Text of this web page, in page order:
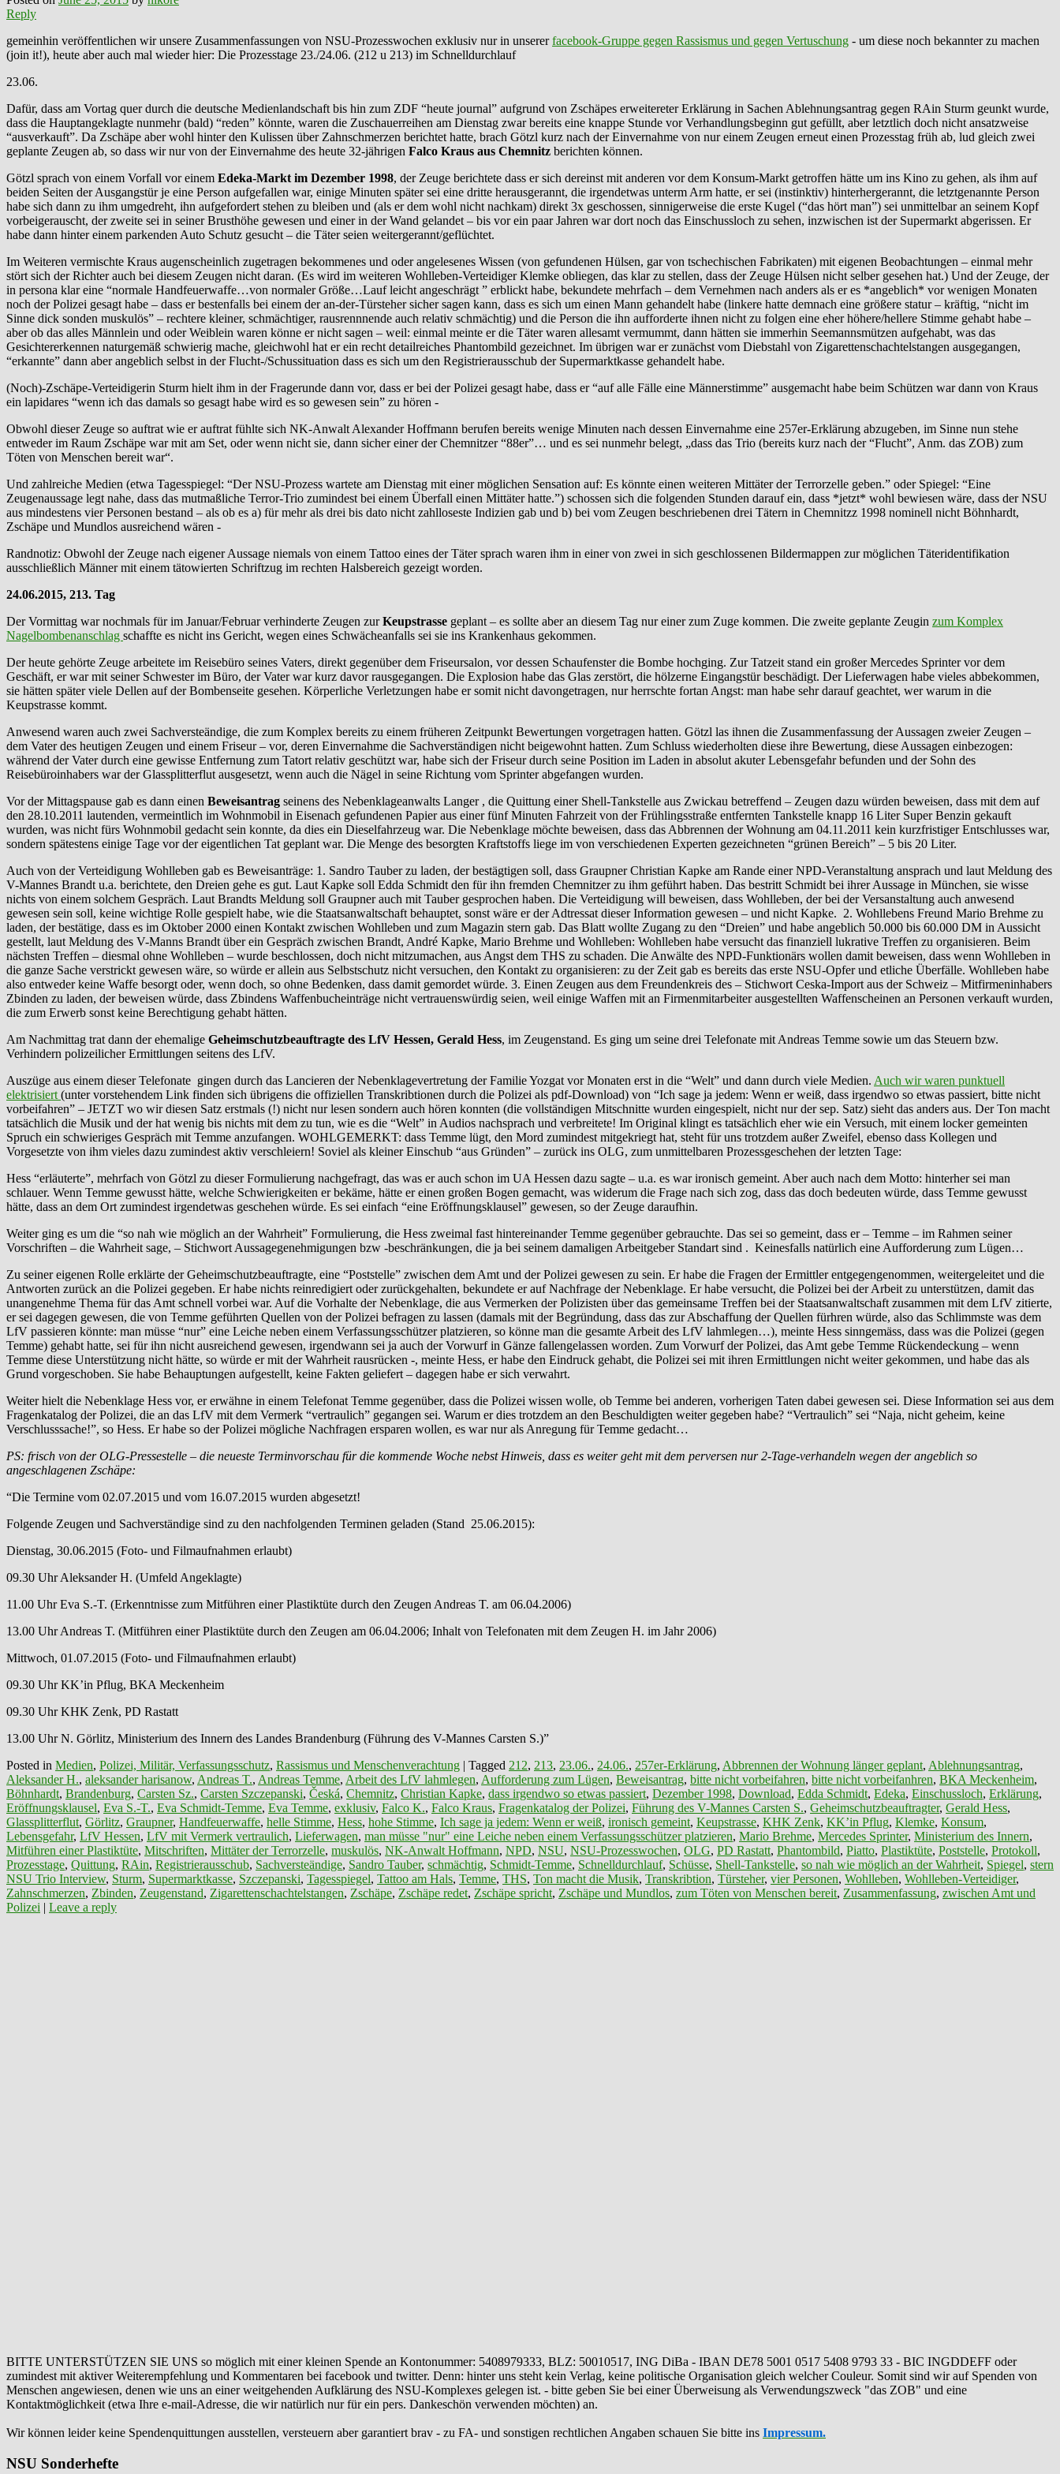
Reply
gemeinhin veröffentlichen wir unsere Zusammenfassungen von NSU-Prozesswochen exklusiv nur in unsererfacebook-Gruppe gegen Rassismus und gegen Vertuschung - um diese noch bekannter zu machen
(join it!), heute aber auch mal wieder hier: Die Prozesstage 23./24.06. (212 u 213) im Schnelldurchlauf
23.06.
Dafür, dass am Vortag quer durch die deutsche Medienlandschaft bis hin zum ZDF “heute journal” aufgrund von Zschäpes erweitereter Erklärung in Sachen Ablehnungsantrag gegen RAin Sturm geunkt wurde,
dass die Hauptangeklagte nunmehr (bald) “reden” könnte, waren die Zuschauerreihen am Dienstag zwar bereits eine knappe Stunde vor Verhandlungsbeginn gut gefüllt, aber letztlich doch nicht ansatzweise
“ausverkauft”. Da Zschäpe aber wohl hinter den Kulissen über Zahnschmerzen berichtet hatte, brach Götzl kurz nach der Einvernahme von nur einem Zeugen erneut einen Prozesstag früh ab, lud gleich zwei
geplante Zeugen ab, so dass wir nur von der Einvernahme des heute 32-jährigen Falco Kraus aus Chemnitz berichten können.
Götzl sprach von einem Vorfall vor einem Edeka-Markt im Dezember 1998, der Zeuge berichtete dass er sich dereinst mit anderen vor dem Konsum-Markt getroffen hätte um ins Kino zu gehen, als ihm auf
beiden Seiten der Ausgangstür je eine Person aufgefallen war, einige Minuten später sei eine dritte herausgerannt, die irgendetwas unterm Arm hatte, er sei (instinktiv) hinterhergerannt, die letztgenannte Person
habe sich dann zu ihm umgedreht, ihn aufgefordert stehen zu bleiben und (als er dem wohl nicht nachkam) direkt 3x geschossen, sinnigerweise die erste Kugel (“das hört man”) sei unmittelbar an seinem Kopf
vorbeigerauscht, der zweite sei in seiner Brusthöhe gewesen und einer in der Wand gelandet – bis vor ein paar Jahren war dort noch das Einschussloch zu sehen, inzwischen ist der Supermarkt abgerissen. Er
habe dann hinter einem parkenden Auto Schutz gesucht – die Täter seien weitergerannt/geflüchtet.
Im Weiteren vermischte Kraus augenscheinlich zugetragen bekommenes und oder angelesenes Wissen (von gefundenen Hülsen, gar von tschechischen Fabrikaten) mit eigenen Beobachtungen – einmal mehr
stört sich der Richter auch bei diesem Zeugen nicht daran. (Es wird im weiteren Wohlleben-Verteidiger Klemke obliegen, das klar zu stellen, dass der Zeuge Hülsen nicht selber gesehen hat.) Und der Zeuge, der
in persona klar eine “normale Handfeuerwaffe…von normaler Größe…Lauf leicht angeschrägt ” erblickt habe, bekundete mehrfach – dem Vernehmen nach anders als er es *angeblich* vor wenigen Monaten
noch der Polizei gesagt habe – dass er bestenfalls bei einem der an-der-Türsteher sicher sagen kann, dass es sich um einen Mann gehandelt habe (linkere hatte demnach eine größere statur – kräftig, “nicht im
Sinne dick sonden muskulös” – rechtere kleiner, schmächtiger, rausrennnende auch relativ schmächtig) und die Person die ihn aufforderte ihnen nicht zu folgen eine eher höhere/hellere Stimme gehabt habe –
aber ob das alles Männlein und oder Weiblein waren könne er nicht sagen – weil: einmal meinte er die Täter waren allesamt vermummt, dann hätten sie immerhin Seemannsmützen aufgehabt, was das
Gesichtererkennen naturgemäß schwierig mache, gleichwohl hat er ein recht detailreiches Phantombild gezeichnet. Im übrigen war er zunächst vom Diebstahl von Zigarettenschachtelstangen ausgegangen,
“erkannte” dann aber angeblich selbst in der Flucht-/Schussituation dass es sich um den Registrierausschub der Supermarktkasse gehandelt habe.
(Noch)-Zschäpe-Verteidigerin Sturm hielt ihm in der Fragerunde dann vor, dass er bei der Polizei gesagt habe, dass er “auf alle Fälle eine Männerstimme” ausgemacht habe beim Schützen war dann von Kraus
ein lapidares “wenn ich das damals so gesagt habe wird es so gewesen sein” zu hören -
Obwohl dieser Zeuge so auftrat wie er auftrat fühlte sich NK-Anwalt Alexander Hoffmann berufen bereits wenige Minuten nach dessen Einvernahme eine 257er-Erklärung abzugeben, im Sinne nun stehe
entweder im Raum Zschäpe war mit am Set, oder wenn nicht sie, dann sicher einer der Chemnitzer “88er”… und es sei nunmehr belegt, „dass das Trio (bereits kurz nach der “Flucht”, Anm. das ZOB) zum
Töten von Menschen bereit war“.
Und zahlreiche Medien (etwa Tagesspiegel: “Der NSU-Prozess wartete am Dienstag mit einer möglichen Sensation auf: Es könnte einen weiteren Mittäter der Terrorzelle geben.” oder Spiegel: “Eine
Zeugenaussage legt nahe, dass das mutmaßliche Terror-Trio zumindest bei einem Überfall einen Mittäter hatte.”) schossen sich die folgenden Stunden darauf ein, dass *jetzt* wohl bewiesen wäre, dass der NSU
aus mindestens vier Personen bestand – als ob es a) für mehr als drei bis dato nicht zahlloseste Indizien gab und b) bei vom Zeugen beschriebenen drei Tätern in Chemnitzz 1998 nominell nicht Böhnhardt,
Zschäpe und Mundlos ausreichend wären -
Randnotiz: Obwohl der Zeuge nach eigener Aussage niemals von einem Tattoo eines der Täter sprach waren ihm in einer von zwei in sich geschlossenen Bildermappen zur möglichen Täteridentifikation
ausschließlich Männer mit einem tätowierten Schriftzug im rechten Halsbereich gezeigt worden.
24.06.2015, 213. Tag
Der Vormittag war nochmals für im Januar/Februar verhinderte Zeugen zurKeupstrasse geplant – es sollte aber an diesem Tag nur einer zum Zuge kommen. Die zweite geplante Zeugin zum Komplex
Nagelbombenanschlag schaffte es nicht ins Gericht, wegen eines Schwächeanfalls sei sie ins Krankenhaus gekommen.
Der heute gehörte Zeuge arbeitete im Reisebüro seines Vaters, direkt gegenüber dem Friseursalon, vor dessen Schaufenster die Bombe hochging. Zur Tatzeit stand ein großer Mercedes Sprinter vor dem
Geschäft, er war mit seiner Schwester im Büro, der Vater war kurz davor rausgegangen. Die Explosion habe das Glas zerstört, die hölzerne Eingangstür beschädigt. Der Lieferwagen habe vieles abbekommen,
sie hätten später viele Dellen auf der Bombenseite gesehen. Körperliche Verletzungen habe er somit nicht davongetragen, nur herrschte fortan Angst: man habe sehr darauf geachtet, wer warum in die
Keupstrasse kommt.
Anwesend waren auch zwei Sachversteändige, die zum Komplex bereits zu einem früheren Zeitpunkt Bewertungen vorgetragen hatten. Götzl las ihnen die Zusammenfassung der Aussagen zweier Zeugen –
dem Vater des heutigen Zeugen und einem Friseur – vor, deren Einvernahme die Sachverständigen nicht beigewohnt hatten. Zum Schluss wiederholten diese ihre Bewertung, diese Aussagen einbezogen:
während der Vater durch eine gewisse Entfernung zum Tatort relativ geschützt war, habe sich der Friseur durch seine Position im Laden in absolut akuter Lebensgefahr befunden und der Sohn des
Reisebüroinhabers war der Glassplitterflut ausgesetzt, wenn auch die Nägel in seine Richtung vom Sprinter abgefangen wurden.
Vor der Mittagspause gab es dann einen Beweisantrag seinens des Nebenklageanwalts Langer , die Quittung einer Shell-Tankstelle aus Zwickau betreffend – Zeugen dazu würden beweisen, dass mit dem auf
den 28.10.2011 lautenden, vermeintlich im Wohnmobil in Eisenach gefundenen Papier aus einer fünf Minuten Fahrzeit von der Frühlingsstraße entfernten Tankstelle knapp 16 Liter Super Benzin gekauft
wurden, was nicht fürs Wohnmobil gedacht sein konnte, da dies ein Dieselfahrzeug war. Die Nebenklage möchte beweisen, dass das Abbrennen der Wohnung am 04.11.2011 kein kurzfristiger Entschlusses war,
sondern spätestens einige Tage vor der eigentlichen Tat geplant war. Die Menge des besorgten Kraftstoffs liege im von verschiedenen Experten gezeichneten “grünen Bereich” – 5 bis 20 Liter.
Auch von der Verteidigung Wohlleben gab es Beweisanträge: 1. Sandro Tauber zu laden, der bestägtigen soll, dass Graupner Christian Kapke am Rande einer NPD-Veranstaltung ansprach und laut Meldung des
V-Mannes Brandt u.a. berichtete, den Dreien gehe es gut. Laut Kapke soll Edda Schmidt den für ihn fremden Chemnitzer zu ihm geführt haben. Das bestritt Schmidt bei ihrer Aussage in München, sie wisse
nichts von einem solchem Gespräch. Laut Brandts Meldung soll Graupner auch mit Tauber gesprochen haben. Die Verteidigung will beweisen, dass Wohlleben, der bei der Versanstaltung auch anwesend
gewesen sein soll, keine wichtige Rolle gespielt habe, wie die Staatsanwaltschaft behauptet, sonst wäre er der Adtressat dieser Information gewesen – und nicht Kapke. 2. Wohllebens Freund Mario Brehme zu
laden, der bestätige, dass es im Oktober 2000 einen Kontakt zwischen Wohlleben und zum Magazin stern gab. Das Blatt wollte Zugang zu den “Dreien” und habe angeblich 50.000 bis 60.000 DM in Aussicht
gestellt, laut Meldung des V-Manns Brandt über ein Gespräch zwischen Brandt, André Kapke, Mario Brehme und Wohlleben: Wohlleben habe versucht das finanziell lukrative Treffen zu organisieren. Beim
nächsten Treffen – diesmal ohne Wohlleben – wurde beschlossen, doch nicht mitzumachen, aus Angst dem THS zu schaden. Die Anwälte des NPD-Funktionärs wollen damit beweisen, dass wenn Wohlleben in
die ganze Sache verstrickt gewesen wäre, so würde er allein aus Selbstschutz nicht versuchen, den Kontakt zu organisieren: zu der Zeit gab es bereits das erste NSU-Opfer und etliche Überfälle. Wohlleben habe
also entweder keine Waffe besorgt oder, wenn doch, so ohne Bedenken, dass damit gemordet würde. 3. Einen Zeugen aus dem Freundenkreis des – Stichwort Ceska-Import aus der Schweiz – Mitfirmeninhabers
Zbinden zu laden, der beweisen würde, dass Zbindens Waffenbucheinträge nicht vertrauenswürdig seien, weil einige Waffen mit an Firmenmitarbeiter ausgestellten Waffenscheinen an Personen verkauft wurden,
die zum Erwerb sonst keine Berechtigung gehabt hätten.
Am Nachmittag trat dann der ehemalige Geheimschutzbeauftragte des LfV Hessen, Gerald Hess, im Zeugenstand. Es ging um seine drei Telefonate mit Andreas Temme sowie um das Steuern bzw.
Verhindern polizeilicher Ermittlungen seitens des LfV.
Auszüge aus einem dieser Telefonate gingen durch das Lancieren der Nebenklagevertretung der Familie Yozgat vor Monaten erst in die “Welt” und dann durch viele Medien. Auch wir waren punktuell
elektrisiert (unter vorstehendem Link finden sich übrigens die offiziellen Transkribtionen durch die Polizei als pdf-Download) von “Ich sage ja jedem: Wenn er weiß, dass irgendwo so etwas passiert, bitte nicht
vorbeifahren” – JETZT wo wir diesen Satz erstmals (!) nicht nur lesen sondern auch hören konnten (die vollständigen Mitschnitte wurden eingespielt, nicht nur der sep. Satz) sieht das anders aus. Der Ton macht
tatsächlich die Musik und der hat wenig bis nichts mit dem zu tun, wie es die “Welt” in Audios nachsprach und verbreitete! Im Original klingt es tatsächlich eher wie ein Versuch, mit einem locker gemeinten
Spruch ein schwieriges Gespräch mit Temme anzufangen. WOHLGEMERKT: dass Temme lügt, den Mord zumindest mitgekriegt hat, steht für uns trotzdem außer Zweifel, ebenso dass Kollegen und
Vorgesetzte von ihm vieles dazu zumindest aktiv verschleiern! Soviel als kleiner Einschub “aus Gründen” – zurück ins OLG, zum unmittelbaren Prozessgeschehen der letzten Tage:
Hess “erläuterte”, mehrfach von Götzl zu dieser Formulierung nachgefragt, das was er auch schon im UA Hessen dazu sagte – u.a. es war ironisch gemeint. Aber auch nach dem Motto: hinterher sei man
schlauer. Wenn Temme gewusst hätte, welche Schwierigkeiten er bekäme, hätte er einen großen Bogen gemacht, was widerum die Frage nach sich zog, dass das doch bedeuten würde, dass Temme gewusst
hätte, dass an dem Ort zumindest irgendetwas geschehen würde. Es sei einfach “eine Eröffnungsklausel” gewesen, so der Zeuge daraufhin.
Weiter ging es um die “so nah wie möglich an der Wahrheit” Formulierung, die Hess zweimal fast hintereinander Temme gegenüber gebrauchte. Das sei so gemeint, dass er – Temme – im Rahmen seiner
Vorschriften – die Wahrheit sage, – Stichwort Aussagegenehmigungen bzw -beschränkungen, die ja bei seinem damaligen Arbeitgeber Standart sind . Keinesfalls natürlich eine Aufforderung zum Lügen…
Zu seiner eigenen Rolle erklärte der Geheimschutzbeauftragte, eine “Poststelle” zwischen dem Amt und der Polizei gewesen zu sein. Er habe die Fragen der Ermittler entgegengenommen, weitergeleitet und die
Antworten zurück an die Polizei gegeben. Er habe nichts reinredigiert oder zurückgehalten, bekundete er auf Nachfrage der Nebenklage. Er habe versucht, die Polizei bei der Arbeit zu unterstützen, damit das
unangenehme Thema für das Amt schnell vorbei war. Auf die Vorhalte der Nebenklage, die aus Vermerken der Polizisten über das gemeinsame Treffen bei der Staatsanwaltschaft zusammen mit dem LfV zitierte,
er sei dagegen gewesen, die von Temme geführten Quellen von der Polizei befragen zu lassen (damals mit der Begründung, dass das zur Abschaffung der Quellen fürhren würde, also das Schlimmste was dem
LfV passieren könnte: man müsse “nur” eine Leiche neben einem Verfassungsschützer platzieren, so könne man die gesamte Arbeit des LfV lahmlegen…), meinte Hess sinngemäss, dass was die Polizei (gegen
Temme) gehabt hatte, sei für ihn nicht ausreichend gewesen, irgendwann sei ja auch der Vorwurf in Gänze fallengelassen worden. Zum Vorwurf der Polizei, das Amt gebe Temme Rückendeckung – wenn
Temme diese Unterstützung nicht hätte, so würde er mit der Wahrheit rausrücken -, meinte Hess, er habe den Eindruck gehabt, die Polizei sei mit ihren Ermittlungen nicht weiter gekommen, und habe das als
Grund vorgeschoben. Sie habe Behauptungen aufgestellt, keine Fakten geliefert – dagegen habe er sich verwahrt.
Weiter hielt die Nebenklage Hess vor, er erwähne in einem Telefonat Temme gegenüber, dass die Polizei wissen wolle, ob Temme bei anderen, vorherigen Taten dabei gewesen sei. Diese Information sei aus dem
Fragenkatalog der Polizei, die an das LfV mit dem Vermerk “vertraulich” gegangen sei. Warum er dies trotzdem an den Beschuldigten weiter gegeben habe? “Vertraulich” sei “Naja, nicht geheim, keine
Verschlusssache!”, so Hess. Er habe so der Polizei mögliche Nachfragen ersparen wollen, es war nur als Anregung für Temme gedacht…
PS: frisch von der OLG-Pressestelle – die neueste Terminvorschau für die kommende Woche nebst Hinweis, dass es weiter geht mit dem perversen nur 2-Tage-verhandeln wegen der angeblich so
angeschlagenen Zschäpe:
“Die Termine vom 02.07.2015 und vom 16.07.2015 wurden abgesetzt!
Folgende Zeugen und Sachverständige sind zu den nachfolgenden Terminen geladen (Stand 25.06.2015):
Dienstag, 30.06.2015 (Foto- und Filmaufnahmen erlaubt)
09.30 Uhr Aleksander H. (Umfeld Angeklagte)
11.00 Uhr Eva S.-T. (Erkenntnisse zum Mitführen einer Plastiktüte durch den Zeugen Andreas T. am 06.04.2006)
13.00 Uhr Andreas T. (Mitführen einer Plastiktüte durch den Zeugen am 06.04.2006; Inhalt von Telefonaten mit dem Zeugen H. im Jahr 2006)
Mittwoch, 01.07.2015 (Foto- und Filmaufnahmen erlaubt)
09.30 Uhr KK’in Pflug, BKA Meckenheim
09.30 Uhr KHK Zenk, PD Rastatt
13.00 Uhr N. Görlitz, Ministerium des Innern des Landes Brandenburg (Führung des V-Mannes Carsten S.)”
Posted in Medien, Polizei, Militär, Verfassungsschutz, Rassismus und Menschenverachtung | Tagged 212, 213, 23.06., 24.06., 257er-Erklärung, Abbrennen der Wohnung länger geplant, Ablehnungsantrag,
Aleksander H., aleksander harisanow, Andreas T., Andreas Temme, Arbeit des LfV lahmlegen, Aufforderung zum Lügen, Beweisantrag, bitte nicht vorbeifahren, bitte nicht vorbeifanhren, BKA Meckenheim,
Böhnhardt, Brandenburg, Carsten Sz., Carsten Szczepanski, Česká, Chemnitz, Christian Kapke, dass irgendwo so etwas passiert, Dezember 1998, Download, Edda Schmidt, Edeka, Einschussloch, Erklärung,
Eröffnungsklausel, Eva S.-T., Eva Schmidt-Temme, Eva Temme, exklusiv, Falco K., Falco Kraus, Fragenkatalog der Polizei, Führung des V-Mannes Carsten S., Geheimschutzbeauftragter, Gerald Hess,
Glassplitterflut, Görlitz, Graupner, Handfeuerwaffe, helle Stimme, Hess, hohe Stimme, Ich sage ja jedem: Wenn er weiß, ironisch gemeint, Keupstrasse, KHK Zenk, KK’in Pflug, Klemke, Konsum,
Lebensgefahr, LfV Hessen, LfV mit Vermerk vertraulich, Lieferwagen, man müsse "nur" eine Leiche neben einem Verfassungsschützer platzieren, Mario Brehme, Mercedes Sprinter, Ministerium des Innern,
Mitführen einer Plastiktüte, Mitschriften, Mittäter der Terrorzelle, muskulös, NK-Anwalt Hoffmann, NPD, NSU, NSU-Prozesswochen, OLG, PD Rastatt, Phantombild, Piatto, Plastiktüte, Poststelle, Protokoll,
Prozesstage, Quittung, RAin, Registrierausschub, Sachversteändige, Sandro Tauber, schmächtig, Schmidt-Temme, Schnelldurchlauf, Schüsse, Shell-Tankstelle, so nah wie möglich an der Wahrheit, Spiegel, stern
NSU Trio Interview, Sturm, Supermarktkasse, Szczepanski, Tagesspiegel, Tattoo am Hals, Temme, THS, Ton macht die Musik, Transkribtion, Türsteher, vier Personen, Wohlleben, Wohlleben-Verteidiger,
Zahnschmerzen, Zbinden, Zeugenstand, Zigarettenschachtelstangen, Zschäpe, Zschäpe redet, Zschäpe spricht, Zschäpe und Mundlos, zum Töten von Menschen bereit, Zusammenfassung, zwischen Amt und
Polizei | Leave a reply
BITTE UNTERSTÜTZEN SIE UNS so möglich mit einer kleinen Spende an Kontonummer: 5408979333, BLZ: 50010517, ING DiBa - IBAN DE78 5001 0517 5408 9793 33 - BIC INGDDEFF oder
zumindest mit aktiver Weiterempfehlung und Kommentaren bei facebook und twitter. Denn: hinter uns steht kein Verlag, keine politische Organisation gleich welcher Couleur. Somit sind wir auf Spenden von
Menschen angewiesen, denen wie uns an einer weitgehenden Aufklärung des NSU-Komplexes gelegen ist. - bitte geben Sie bei einer Überweisung als Verwendungszweck "das ZOB" und eine
Kontaktmöglichkeit (etwa Ihre e-mail-Adresse, die wir natürlich nur für ein pers. Dankeschön verwenden möchten) an.
Wir können leider keine Spendenquittungen ausstellen, versteuern aber garantiert brav - zu FA- und sonstigen rechtlichen Angaben schauen Sie bitte ins Impressum.
NSU Sonderhefte